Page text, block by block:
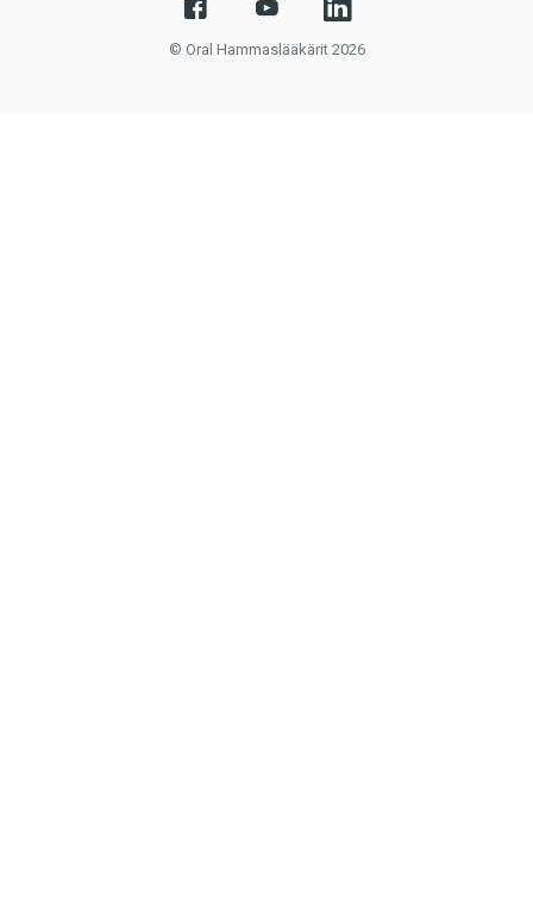
© Oral Hammaslääkärit 2026